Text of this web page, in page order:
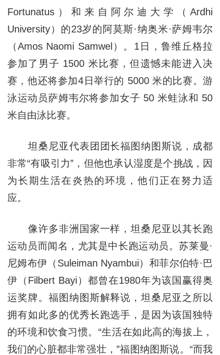
Fortunatus）和来自阿尔迪大学（Ardhi
University）的23岁的阿莫斯·纳奥米·萨姆韦尔
（Amos Naomi Samwel）。1日，鲁维丘格拉
参加了男子 1500 米比赛，但遗憾未能进入决
赛，他还将参加4日举行的 5000 米的比赛。游
泳运动员萨姆韦尔将参加女子 50 米蛙泳和 50
米自由泳比赛。
坦桑尼亚代表团团长福图纳图斯说，成都
非常“有吸引力”，但他也承认湿度是个挑战，因
为长期生活在炎热的环境，他们正在努力适
应。
像许多非洲国家一样，坦桑尼亚以其长跑
运动员而闻名，尤其是中长跑运动员。苏莱曼·
尼姆布伊（Suleiman Nyambui）和菲尔伯特·巴
伊（Filbert Bayi）都曾在1980年为该国赢得奥
运奖牌。福图纳图斯解释说，坦桑尼亚之所以
拥有如此多的优秀长跑选手，是因为该国独特
的环境和饮食习惯。“生活在如此高的海拔上，
我们的心脏都非常强壮，”福图纳图斯说。“而我